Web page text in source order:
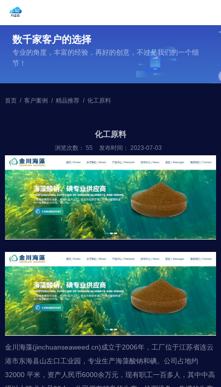
数千家客户的选择
专业的角度，丰富的经验，再好的创意，不过是我们的一个细
节！
首页 / 客户案例 / 精品推荐 / 化工原料
化工原料
浏览次数： 55 发布时间： 2023-07-03
金川海藻(jinchuanseaweed.cn)成立于2006年，工厂位于江苏省连云
港市东海县山左口工业园，专业生产海藻酸钠和碘。公司占地约
32000 平米，资产人民币6000余万元，现有职工一百多人，其中中高